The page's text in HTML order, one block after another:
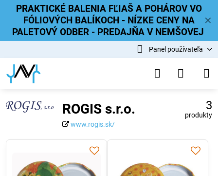
✕
PRAKTICKÉ BALENIA FĽIAŠ A POHÁROV VO
FÓLIOVÝCH BALÍKOCH - NÍZKE CENY NA
PALETOVÝ ODBER - PREDAJŇA V NEMŠOVEJ
Panel používateľa
ROGIS s.r.o.
www.rogis.sk/
3
produkty